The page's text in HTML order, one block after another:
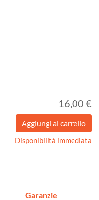
16,00 €
Disponibilità immediata
Garanzie